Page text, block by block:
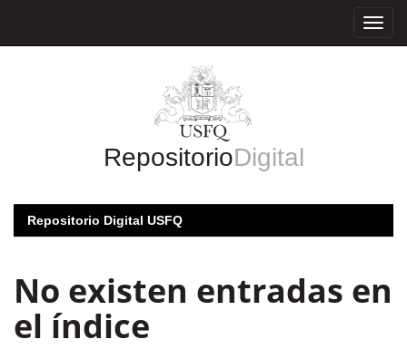
RepositorioDigital
Repositorio Digital USFQ
No existen entradas en
el índice